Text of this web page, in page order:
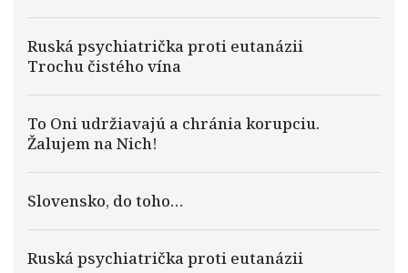
Ruská psychiatrička proti eutanázii
Trochu čistého vína
To Oni udržiavajú a chránia korupciu.
Žalujem na Nich!
Slovensko, do toho…
Ruská psychiatrička proti eutanázii